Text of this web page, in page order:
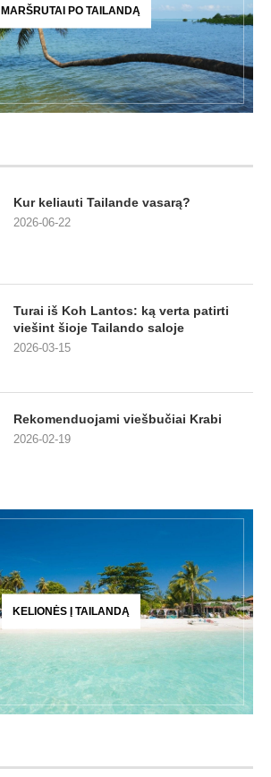
MARŠRUTAI PO TAILANDĄ
Kur keliauti Tailande vasarą?
2026-06-22
Turai iš Koh Lantos: ką verta patirti
viešint šioje Tailando saloje
2026-03-15
Rekomenduojami viešbučiai Krabi
2026-02-19
KELIONĖS Į TAILANDĄ